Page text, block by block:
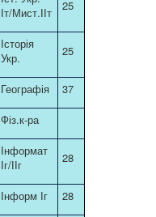
Іт/Мист.ІІт
25
Історія
Укр.
25
Географія
37
Фіз.к-ра
Інформат
Іг/ІІг
28
Інформ Іг
28